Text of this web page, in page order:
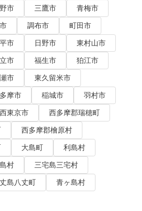
市 三鷹市
青梅市
調布市
町田市
市 日野市
東村山市
市 福生市
狛江市
市
東久留米市
多摩市 稲城市
羽村市
西東京市
西多摩郡瑞穂町
西多摩郡檜原村
大島町
利島村
村
三宅島三宅村
島八丈町
青ヶ島村